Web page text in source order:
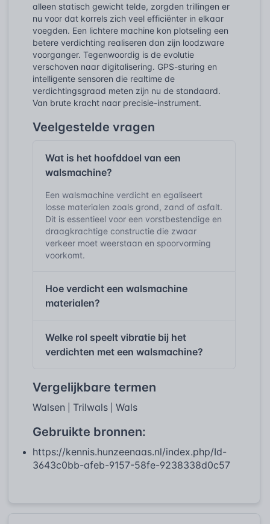
alleen statisch gewicht telde, zorgden trillingen er
nu voor dat korrels zich veel efficiënter in elkaar
voegden. Een lichtere machine kon plotseling een
betere verdichting realiseren dan zijn loodzware
voorganger. Tegenwoordig is de evolutie
verschoven naar digitalisering. GPS-sturing en
intelligente sensoren die realtime de
verdichtingsgraad meten zijn nu de standaard.
Van brute kracht naar precisie-instrument.
Veelgestelde vragen
Wat is het hoofddoel van een
walsmachine?
Een walsmachine verdicht en egaliseert
losse materialen zoals grond, zand of asfalt.
Dit is essentieel voor een vorstbestendige en
draagkrachtige constructie die zwaar
verkeer moet weerstaan en spoorvorming
voorkomt.
Hoe verdicht een walsmachine
materialen?
Welke rol speelt vibratie bij het
verdichten met een walsmachine?
Vergelijkbare termen
Walsen Trilwals Wals
Gebruikte bronnen:
https://kennis.hunzeenaas.nl/index.php/Id-
3643c0bb-afeb-9157-58fe-9238338d0c57